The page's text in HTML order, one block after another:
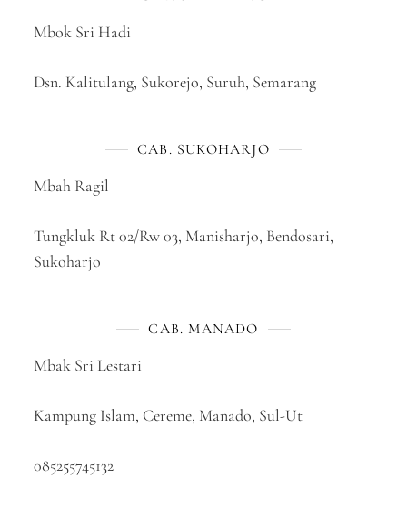
Mbok Sri Hadi
Dsn. Kalitulang, Sukorejo, Suruh, Semarang
CAB. SUKOHARJO
Mbah Ragil
Tungkluk Rt 02/Rw 03, Manisharjo, Bendosari,
Sukoharjo
CAB. MANADO
Mbak Sri Lestari
Kampung Islam, Cereme, Manado, Sul-Ut
085255745132